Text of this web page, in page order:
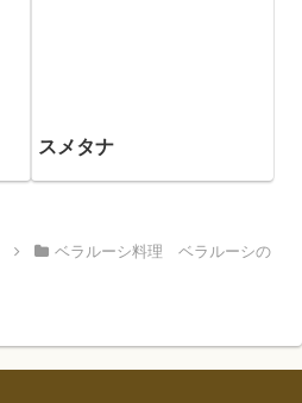
スメタナ
ベラルーシ料理 ベラルーシの